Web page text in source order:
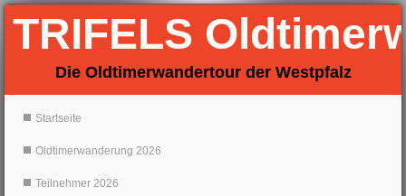
TRIFELS
Die Oldtimerwandertour der Westpfalz
Startseite
Oldtimerwanderung 2026
Teilnehmer 2026